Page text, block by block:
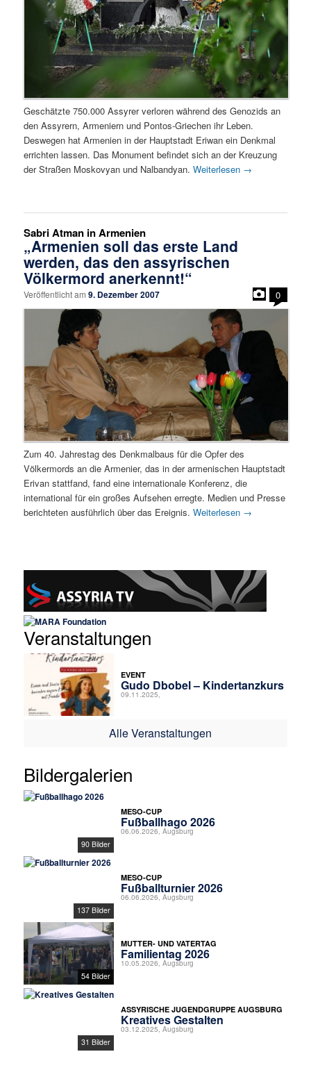
Geschätzte 750.000 Assyrer verloren während des Genozids an
den Assyrern, Armeniern und Pontos-Griechen ihr Leben.
Deswegen hat Armenien in der Hauptstadt Eriwan ein Denkmal
errichten lassen. Das Monument befindet sich an der Kreuzung
der Straßen Moskovyan und Nalbandyan.Weiterlesen →
Sabri Atman in Armenien
„Armenien soll das erste Land
werden, das den assyrischen
Völkermord anerkennt!“
Veröffentlicht am9. Dezember 2007 0
Zum 40. Jahrestag des Denkmalbaus für die Opfer des
Völkermords an die Armenier, das in der armenischen Hauptstadt
Erivan stattfand, fand eine internationale Konferenz, die
international für ein großes Aufsehen erregte. Medien und Presse
berichteten ausführlich über das Ereignis.Weiterlesen →
Veranstaltungen
EVENT
Gudo Dbobel – Kindertanzkurs
09.11.2025,
Alle Veranstaltungen
Bildergalerien
90 Bilder
MESO-CUP
Fußballhago 2026
06.06.2026, Augsburg
137 Bilder
MESO-CUP
Fußballturnier 2026
06.06.2026, Augsburg
54 Bilder
MUTTER- UND VATERTAG
Familientag 2026
10.05.2026, Augsburg
31 Bilder
ASSYRISCHE JUGENDGRUPPE AUGSBURG
Kreatives Gestalten
03.12.2025, Augsburg